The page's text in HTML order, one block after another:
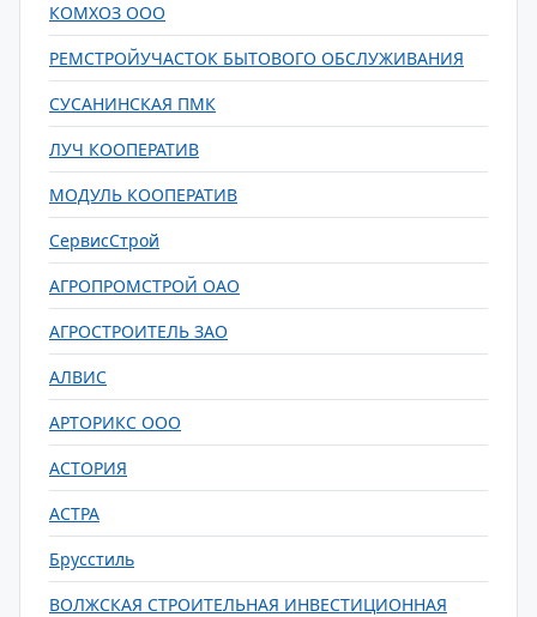
КОМХОЗ ООО
РЕМСТРОЙУЧАСТОК БЫТОВОГО ОБСЛУЖИВАНИЯ
СУСАНИНСКАЯ ПМК
ЛУЧ КООПЕРАТИВ
МОДУЛЬ КООПЕРАТИВ
СервисСтрой
АГРОПРОМСТРОЙ ОАО
АГРОСТРОИТЕЛЬ ЗАО
АЛВИС
АРТОРИКС ООО
АСТОРИЯ
АСТРА
Брусстиль
ВОЛЖСКАЯ СТРОИТЕЛЬНАЯ ИНВЕСТИЦИОННАЯ